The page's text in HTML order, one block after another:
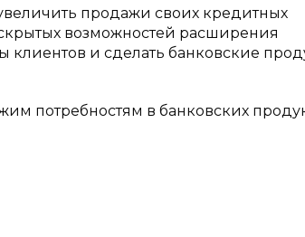
продажи своих кредитных
возможностей расширения
клиентов и сделать банковские
потребностям в банковских